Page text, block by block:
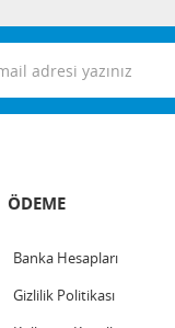
ÖDEME
Banka Hesapları
Gizlilik Politikası